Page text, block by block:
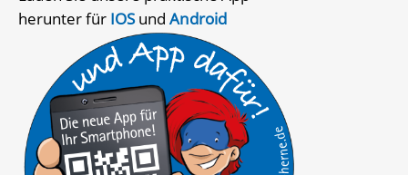
herunter für IOSundAndroid